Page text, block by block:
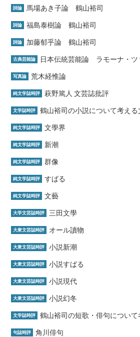
詩論 馬場あき子論 鶴山裕司
詩論 福島泰樹論 鶴山裕司
詩論 加藤郁乎論 鶴山裕司
古典芸能論 日本伝統芸能論 ラモーナ・ツ
写真論 荒木経惟論
純文学誌時評 萩野篤人 文芸誌批評
文学誌時評 鶴山裕司の小説について考え
純文学誌時評 文學界
純文学誌時評 新潮
純文学誌時評 群像
純文学誌時評 すばる
純文学誌時評 文藝
大学文芸誌時評 三田文學
大衆文芸誌時評 オール讀物
大衆文芸誌時評 小説新潮
大衆文芸誌時評 小説すばる
大衆文芸誌時評 小説現代
大衆文芸誌時評 小説幻冬
文学誌時評 鶴山裕司の短歌・俳句につい
句誌時評 角川俳句